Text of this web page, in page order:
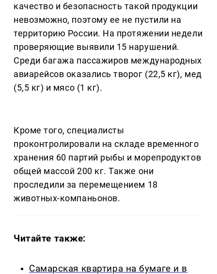
качество и безопасность такой продукции
невозможно, поэтому ее не пустили на
территорию России. На протяжении недели
проверяющие выявили 15 нарушений.
Среди багажа пассажиров международных
авиарейсов оказались творог (22,5 кг), мед
(5,5 кг) и мясо (1 кг).
Кроме того, специалисты
проконтролировали на складе временного
хранения 60 партий рыбы и морепродуктов
общей массой 200 кг. Также они
проследили за перемещением 18
животных-компаньонов.
Читайте также:
Самарская квартира на бумаге и в